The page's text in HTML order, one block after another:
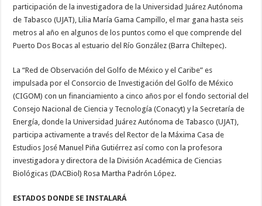
participación de la investigadora de la Universidad Juárez Autónoma
de Tabasco (UJAT), Lilia María Gama Campillo, el mar gana hasta seis
metros al año en algunos de los puntos como el que comprende del
Puerto Dos Bocas al estuario del Río González (Barra Chiltepec).
La “Red de Observación del Golfo de México y el Caribe” es
impulsada por el Consorcio de Investigación del Golfo de México
(CIGOM) con un financiamiento a cinco años por el fondo sectorial del
Consejo Nacional de Ciencia y Tecnología (Conacyt) y la Secretaría de
Energía, donde la Universidad Juárez Autónoma de Tabasco (UJAT),
participa activamente a través del Rector de la Máxima Casa de
Estudios José Manuel Piña Gutiérrez así como con la profesora
investigadora y directora de la División Académica de Ciencias
Biológicas (DACBiol) Rosa Martha Padrón López.
ESTADOS DONDE SE INSTALARÁ